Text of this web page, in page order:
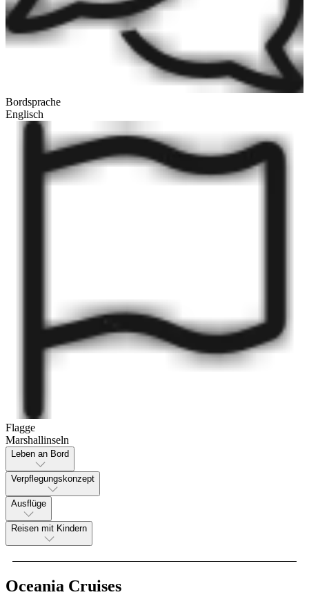
Bordsprache
Englisch
Flagge
Marshallinseln
Leben an Bord
Verpflegungskonzept
Ausflüge
Reisen mit Kindern
Oceania Cruises